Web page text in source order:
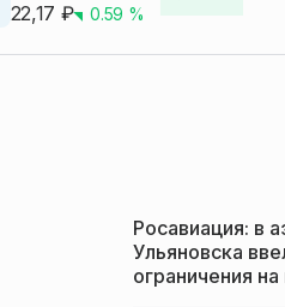
22,17 ₽ 0.59 %
Росавиация: в
Ульяновска
ограничения